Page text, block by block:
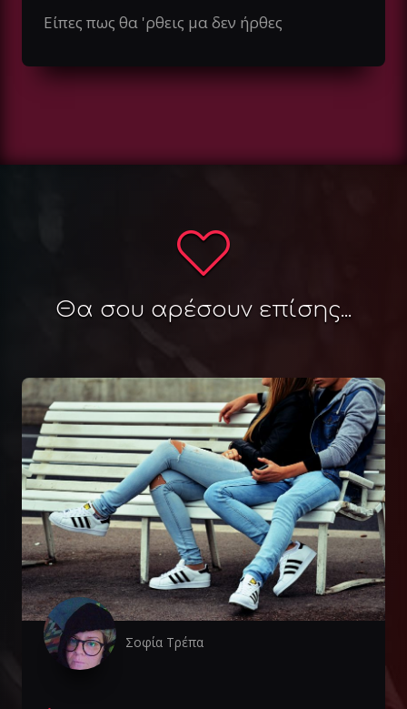
Είπες πως θα 'ρθεις μα δεν ήρθες
Θα σου αρέσουν επίσης...
Σοφία Τρέπα